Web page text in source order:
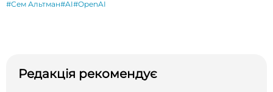
#Сем Альтман#AI#OpenAI
Редакція рекомендує